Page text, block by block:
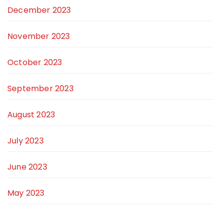
December 2023
November 2023
October 2023
September 2023
August 2023
July 2023
June 2023
May 2023